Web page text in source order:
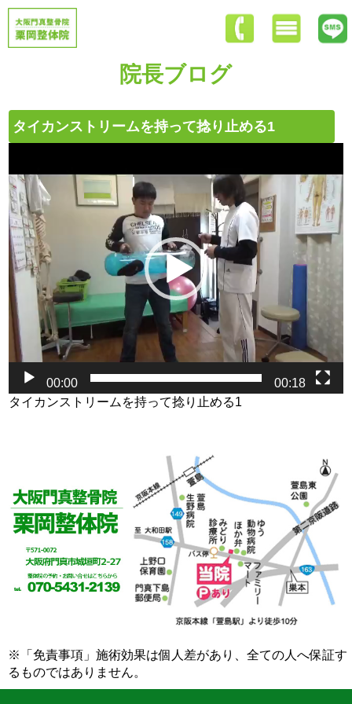
院長ブログ
タイカンストリームを持って捻り止める1
プ
レ
ー
ヤ
ー
00:00
00:18
タイカンストリームを持って捻り止める1
※「免責事項」施術効果は個人差があり、全ての人へ保証す
るものではありません。